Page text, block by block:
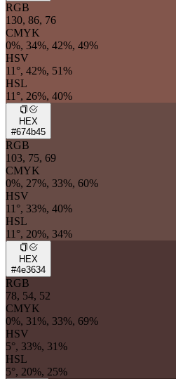
RGB
130, 86, 76
CMYK
0%, 34%, 42%, 49%
HSV
11°, 42%, 51%
HSL
11°, 26%, 40%
HEX
#674b45
RGB
103, 75, 69
CMYK
0%, 27%, 33%, 60%
HSV
11°, 33%, 40%
HSL
11°, 20%, 34%
HEX
#4e3634
RGB
78, 54, 52
CMYK
0%, 31%, 33%, 69%
HSV
5°, 33%, 31%
HSL
5°, 20%, 25%